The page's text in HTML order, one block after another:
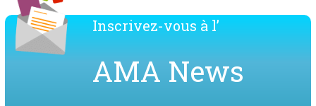
Inscrivez-vous à l’
AMA News